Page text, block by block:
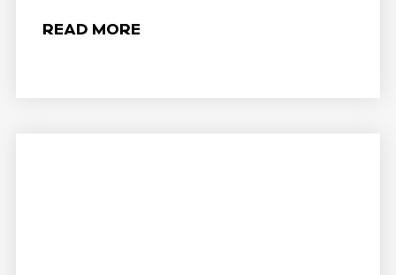
READ MORE